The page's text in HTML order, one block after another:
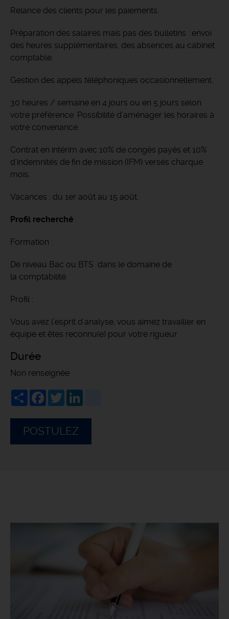
Relance des clients pour les paiements.
Préparation des salaires mais pas des bulletins : envoi
des heures supplémentaires, des absences au cabinet
comptable.
Gestion des appels téléphoniques occasionnellement.
30 heures / semaine en 4 jours ou en 5 jours selon
votre préférence. Possibilité d’aménager les horaires à
votre convenance.
Contrat en intérim avec 10% de congés payés et 10%
d'indemnités de fin de mission (IFM) versés charque
mois.
Vacances : du 1er août au 15 août.
Profil recherché
Formation :
De niveau Bac ou BTS dans le domaine de
la comptabilité.
Profil :
Vous avez l’esprit d'analyse, vous aimez travailler en
équipe et êtes reconnu(e) pour votre rigueur.
Durée
Non renseignée
ShareFacebook
Twitter
POSTULEZ